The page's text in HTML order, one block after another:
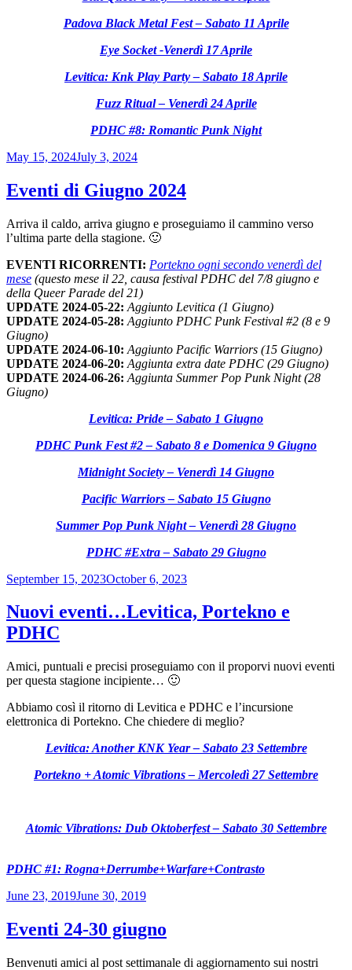
Padova Black Metal Fest – Sabato 11 Aprile
Eye Socket -Venerdì 17 Aprile
Levitica: Knk Play Party – Sabato 18 Aprile
Fuzz Ritual – Venerdì 24 Aprile
PDHC #8: Romantic Punk Night
Posted
May 15, 2024July 3, 2024
Eventi di Giugno 2024
Arriva il caldo, arriva giugno e proseguiamo il cammino verso
l’ultima parte della stagione. 🙂
EVENTI RICORRENTI: Portekno ogni secondo venerdì del
mese (questo mese il 22, causa festival PDHC del 7/8 giugno e
della Queer Parade del 21)
UPDATE 2024-05-22: Aggiunto Levitica (1 Giugno)
UPDATE 2024-05-28: Aggiunto PDHC Punk Festival #2 (8 e 9
Giugno)
UPDATE 2024-06-10: Aggiunto Pacific Warriors (15 Giugno)
UPDATE 2024-06-20: Aggiunta extra date PDHC (29 Giugno)
UPDATE 2024-06-26: Aggiunta Summer Pop Punk Night (28
Giugno)
Levitica: Pride – Sabato 1 Giugno
PDHC Punk Fest #2 – Sabato 8 e Domenica 9 Giugno
Midnight Society – Venerdì 14 Giugno
Pacific Warriors – Sabato 15 Giugno
Summer Pop Punk Night – Venerdì 28 Giugno
PDHC #Extra – Sabato 29 Giugno
Posted
September 15, 2023October 6, 2023
Nuovi eventi…Levitica, Portekno e
PDHC
Amici, puntuali e precisi proseguiamo con il proporvi nuovi eventi
per questa stagione incipiente… 🙂
Abbiamo così il ritorno di Levitica e PDHC e l’incursione
elettronica di Portekno. Che chiedere di meglio?
Levitica: Another KNK Year – Sabato 23 Settembre
Portekno + Atomic Vibrations – Mercoledì 27 Settembre
Atomic Vibrations: Dub Oktoberfest – Sabato 30 Settembre
PDHC #1: Rogna+Derrumbe+Warfare+Contrasto
Posted
June 23, 2019June 30, 2019
Eventi 24-30 giugno
Benvenuti amici al post settimanale di aggiornamento sui nostri